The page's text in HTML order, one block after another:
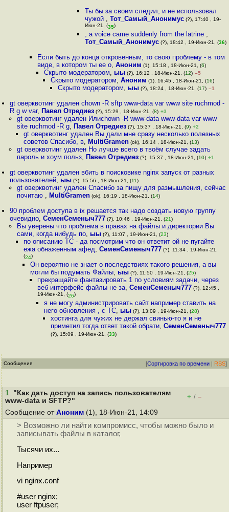
Ты бы за своим следил, и не использовал
чужой , Тот_Самый_Анонимус(?), 17:40 , 19-
Июн-21, (35)
, a voice came suddenly from the latrine ,
Тот_Самый_Анонимус(?), 18:42 , 19-Июн-21, (36)
Если быть до конца откровенным, то свою проблему - в том
виде, в котором ты ее о, Аноним (1), 15:18 , 18-Июн-21, (6)
Скрыто модератором, ыы(?), 16:12 , 18-Июн-21, (12) –5
Скрыто модератором,Аноним (1), 16:45 , 18-Июн-21, (16)
Скрыто модератором, ыы(?), 18:24 , 18-Июн-21, (17) –1
gt оверквотинг удален chown -R sftp www-data var www site ruchmod -
R g w var, Павел Отредиез (?), 15:29 , 18-Июн-21, (8) +3
gt оверквотинг удален Илиchown -R www-data www-data var www
site ruchmod -R g, Павел Отредиез(?), 15:37 , 18-Июн-21, (9) +2
gt оверквотинг удален Вы дали мне сразу несколько полезных
советов Спасибо, в, MultiGramen(ok), 16:14 , 18-Июн-21, (13)
gt оверквотинг удален Но лучше всего в твоём случае задать
пароль и хоум польз, Павел Отредиез(?), 15:37 , 18-Июн-21, (10) +1
gt оверквотинг удален вбить в поисковике nginx запуск от разных
пользователей, ыы (?), 15:56 , 18-Июн-21, (11)
gt оверквотинг удален Спасибо за пищу для размышления, сейчас
почитаю , MultiGramen(ok), 16:19 , 18-Июн-21, (14)
90 проблем доступа в ix решается так надо создать новую группу
очевидно,СеменСеменыч777 (?), 10:46 , 19-Июн-21, (21)
Вы уверены что проблема в правах на файлы и директории Вы
сами, когда нибудь по, ыы(?), 11:07 , 19-Июн-21, (23)
по описанию ТС - да посмотрим что он ответит ой не пугайте
ежа обнаженным афед, СеменСеменыч777(?), 11:34 , 19-Июн-21,
(24)
Он вероятно не знает о последствиях такого решения, а вы
могли бы подумать Файлы, ыы (?), 11:50 , 19-Июн-21, (25)
прекращайте фантазировать 1 по условиям задачи, через
веб-интерфейс файлы не за, СеменСеменыч777(?), 12:45 ,
19-Июн-21, (26)
я не могу администрировать сайт например ставить на
него обновления , с ТС, ыы(?), 13:09 , 19-Июн-21, (28)
хостинга для чужих не держал свинью-то я и не
приметил тогда ответ такой обрати,СеменСеменыч777
(?), 15:09 , 19-Июн-21, (33)
Сообщения [Сортировка по времени | RSS]
1. "Как дать доступ на запись пользователям
www-data и SFTP?"
+ / –
Сообщение от Аноним (1), 18-Июн-21, 14:09
> Возможно ли найти компромисс, чтобы можно было и
записывать файлы в каталог,
Тысячи их...
Например
vi nginx.conf
#user nginx;
user ftpuser;